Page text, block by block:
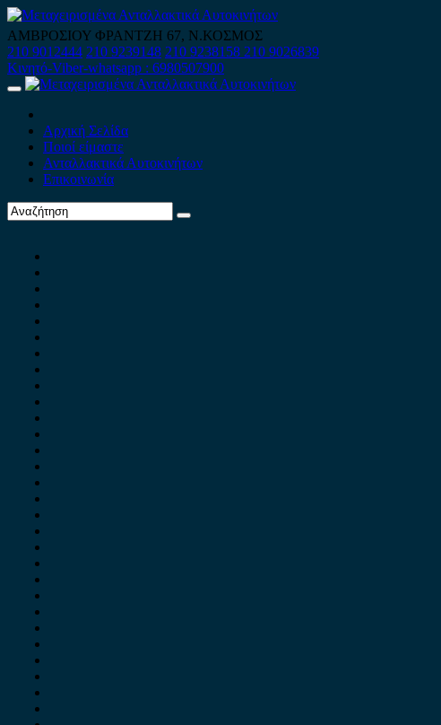
Skip
to
content
ΑΜΒΡΟΣΙΟΥ ΦΡΑΝΤΖΗ 67, Ν.ΚΟΣΜΟΣ
210 9012444 210 9239148 210 9238158 210 9026839
Κινητό-Viber-whatsapp : 6980507900
Primary
Αρχική Σελίδα
Ποιοί είμαστε
Ανταλλακτικά Αυτοκινήτων
Επικοινωνία